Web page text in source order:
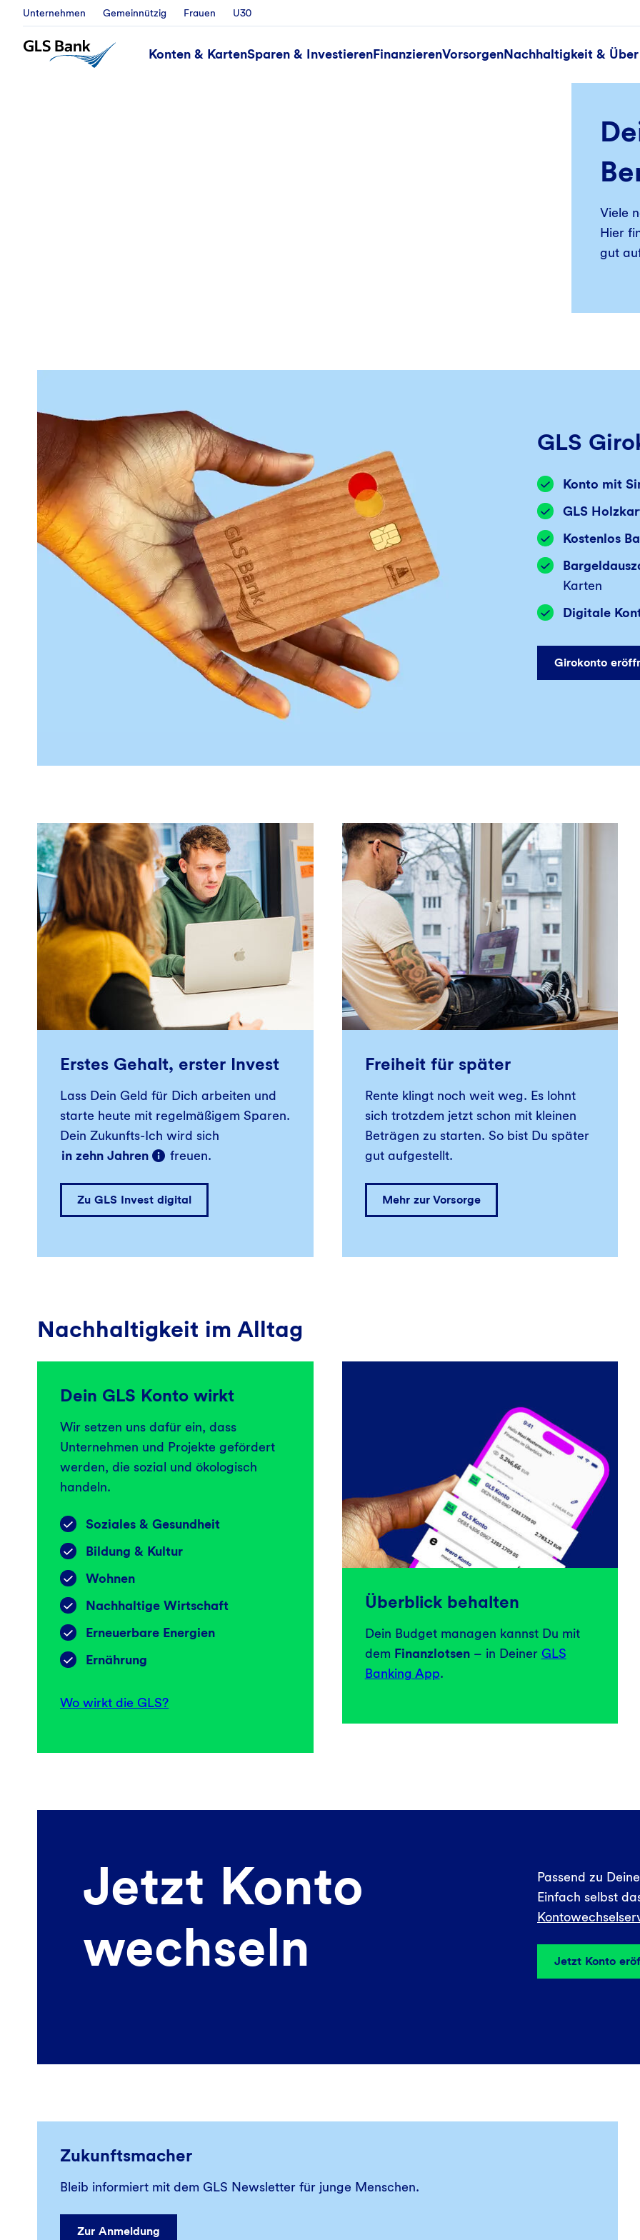
Unternehmen Gemeinnützig Frauen U30
Konten & KartenSparen & InvestierenFinanzierenVorsorgenNachhaltigkeit & Über
Viele
Hier
gut
GLS
Konto mit
GLS
Kostenlos
Karten
Digitale
Girokonto
Erstes Gehalt, erster Invest
Lass Dein Geld für Dich arbeiten und
starte heute mit regelmäßigem Sparen.
Dein Zukunfts-Ich wird sich
in zehn Jahren
freuen.
Zu GLS Invest digital
Freiheit für später
Rente klingt noch weit weg. Es lohnt
sich trotzdem jetzt schon mit kleinen
Beträgen zu starten. So bist Du später
gut aufgestellt.
Mehr zur Vorsorge
Nachhaltigkeit im Alltag
Dein GLS Konto wirkt
Wir setzen uns dafür ein, dass
Unternehmen und Projekte gefördert
werden, die sozial und ökologisch
handeln.
Soziales & Gesundheit
Bildung & Kultur
Wohnen
Nachhaltige Wirtschaft
Erneuerbare Energien
Ernährung
Wo wirkt die GLS?
Überblick behalten
Dein Budget managen kannst Du mit
dem Finanzlotsen– in Deiner GLS
Banking App.
Jetzt Konto
wechseln
Passend zu
Einfach selbst
Jetzt Konto
Zukunftsmacher
Bleib informiert mit dem GLS Newsletter für junge Menschen.
Zur Anmeldung